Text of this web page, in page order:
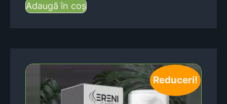
Adaugă în coș
Reduceri!